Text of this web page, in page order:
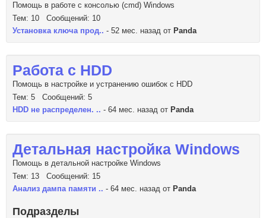
Помощь в работе с консолью (cmd) Windows
Тем: 10 Сообщений: 10
Установка ключа прод.. - 52 мес. назад от Panda
Работа с HDD
Помощь в настройке и устранению ошибок с HDD
Тем: 5 Сообщений: 5
HDD не распределен. .. - 64 мес. назад от Panda
Детальная настройка Windows
Помощь в детальной настройке Windows
Тем: 13 Сообщений: 15
Анализ дампа памяти .. - 64 мес. назад от Panda
Подразделы